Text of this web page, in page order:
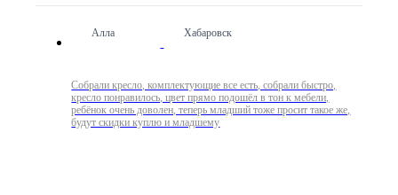
Алла Хабаровск
Собрали кресло, комплектующие все есть, собрали быстро,
кресло понравилось, цвет прямо подошёл в тон к мебели,
ребёнок очень доволен, теперь младший тоже просит такое же,
будут скидки куплю и младшему